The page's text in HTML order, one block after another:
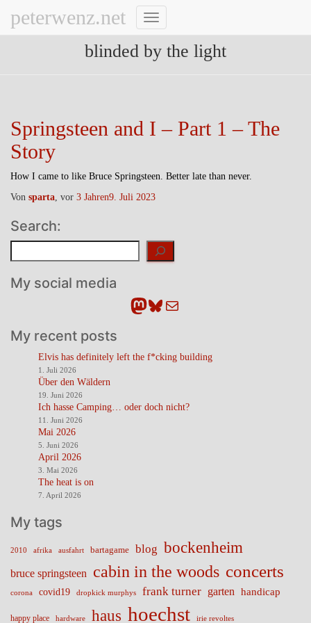
peterwenz.net
Navigation
umschalten
blinded by the light
Springsteen and I – Part 1 – The
Story
How I came to like Bruce Springsteen. Better late than never.
Von sparta, vor 3 Jahren9. Juli 2023
Search:
My social media
Mastodon
Bluesky
E-Mail
My recent posts
Elvis has definitely left the f*cking building
1. Juli 2026
Über den Wäldern
19. Juni 2026
Ich hasse Camping… oder doch nicht?
11. Juni 2026
Mai 2026
5. Juni 2026
April 2026
3. Mai 2026
The heat is on
7. April 2026
My tags
2010 afrika ausfahrt bartagame blog bockenheim
bruce springsteen cabin in the woods concerts
corona covid19 dropkick murphys frank turner garten handicap
happy place hardware haus hoechst irie revoltes